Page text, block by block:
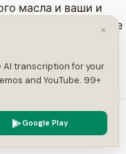
масла и ваши и
холестерин в том же
где женщины
масла на
и уровень
в группе
×
AI transcription for your
and YouTube. 99+
Google Play